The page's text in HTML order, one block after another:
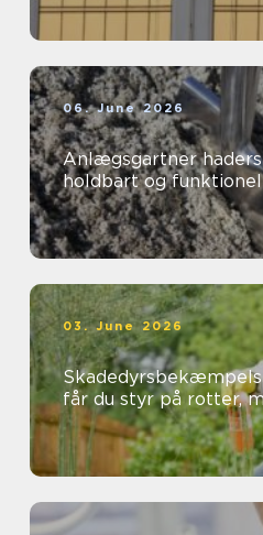
06. June 2026
Anlægsgartner haderslev sådan får
holdbart og
03. June 2026
Skadedyrsbekæmpelse
får du styr på rotter,